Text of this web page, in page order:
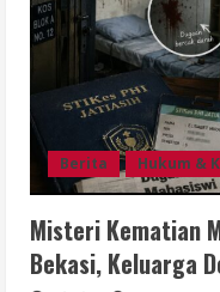
Berita Hukum &
Misteri Kematian
Bekasi, Keluarga